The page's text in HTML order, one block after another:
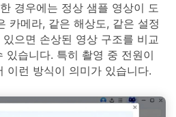
경우에는 정상 샘플 영상이 도
카메라, 같은 해상도, 같은 설정
으면 손상된 영상 구조를 비교
있습니다. 특히 촬영 중 전원이
이런 방식이 의미가 있습니다.